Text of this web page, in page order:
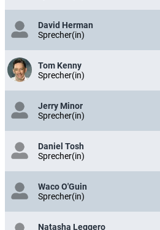
David Herman
Sprecher(in)
Tom Kenny
Sprecher(in)
Jerry Minor
Sprecher(in)
Daniel Tosh
Sprecher(in)
Waco O'Guin
Sprecher(in)
Natasha Leggero